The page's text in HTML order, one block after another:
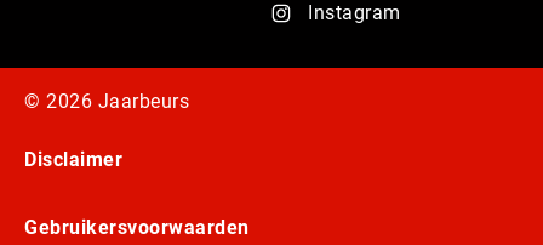
Instagram
© 2026 Jaarbeurs
Disclaimer
Gebruikersvoorwaarden